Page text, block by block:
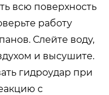
всю поверхность
работу
Слейте воду,
и высушите.
гидроудар при
с